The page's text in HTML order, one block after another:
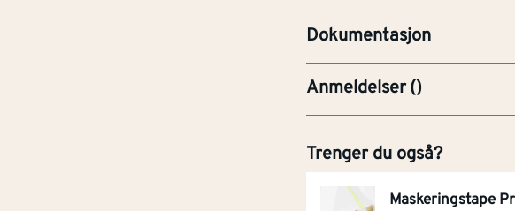
Dokumentasjon
Anmeldelser()
Trenger du også?
Maskeringstape